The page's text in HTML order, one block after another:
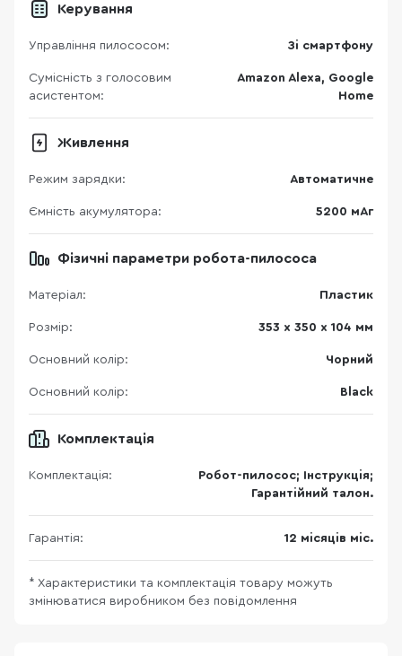
Керування
Управління пилососом: Зі смартфону
Сумісність з голосовим
асистентом:
Amazon Alexa, Google
Home
Живлення
Режим зарядки: Автоматичне
Ємність акумулятора: 5200 мАг
Фізичні параметри робота-пилососа
Матеріал: Пластик
Розмір: 353 х 350 х 104 мм
Основний колір: Чорний
Основний колір: Black
Комплектація
Комплектація:
Робот-пилосос; Інструкція;
Гарантійний талон.
Гарантія: 12 місяців міс.
* Характеристики та комплектація товару можуть
змінюватися виробником без повідомлення